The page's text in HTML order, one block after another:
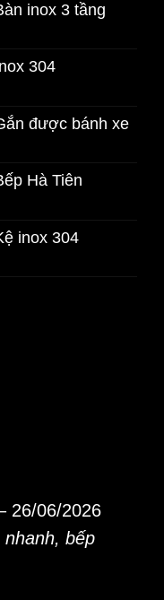
inox 3 tầng
304
được bánh xe
Hà Tiên
inox 304
26/06/2026
bếp